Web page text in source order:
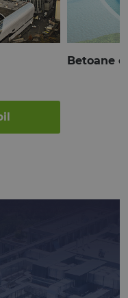
Betoane